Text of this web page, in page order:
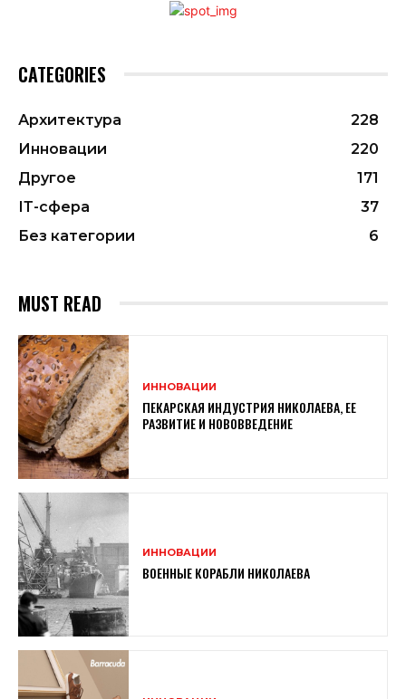
CATEGORIES
Архитектура
228
Инновации
220
Другое
171
ІТ-сфера
37
Без категории
6
MUST READ
ИННОВАЦИИ
ПЕКАРСКАЯ ИНДУСТРИЯ НИКОЛАЕВА, ЕЕ
РАЗВИТИЕ И НОВОВВЕДЕНИЕ
ИННОВАЦИИ
ВОЕННЫЕ КОРАБЛИ НИКОЛАЕВА